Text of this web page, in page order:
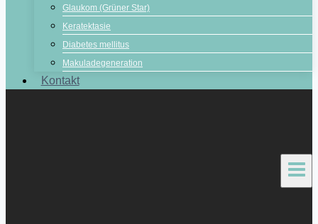
Glaukom (Grüner Star)
Keratektasie
Diabetes mellitus
Makuladegeneration
Kontakt